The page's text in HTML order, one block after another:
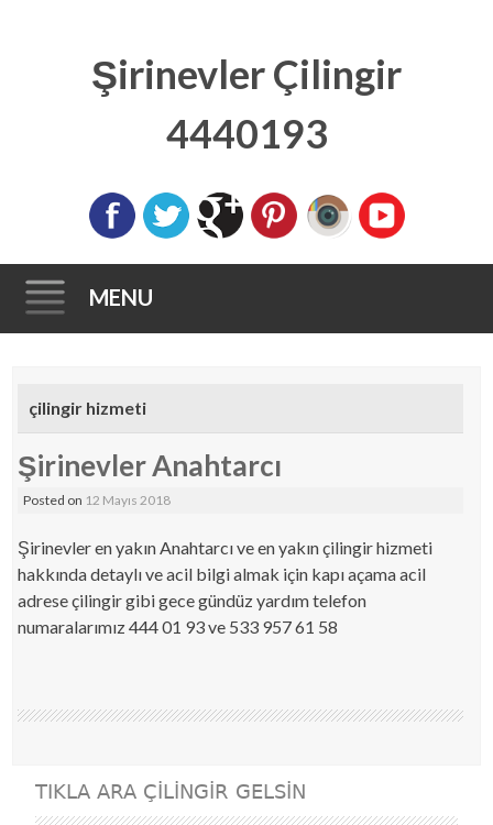
Şirinevler Çilingir
4440193
MENU
çilingir hizmeti
Şirinevler Anahtarcı
Posted on 12 Mayıs 2018
Şirinevler en yakın Anahtarcı ve en yakın çilingir hizmeti
hakkında detaylı ve acil bilgi almak için kapı açama acil
adrese çilingir gibi gece gündüz yardım telefon
numaralarımız 444 01 93 ve 533 957 61 58
TIKLA ARA ÇILINGIR GELSIN